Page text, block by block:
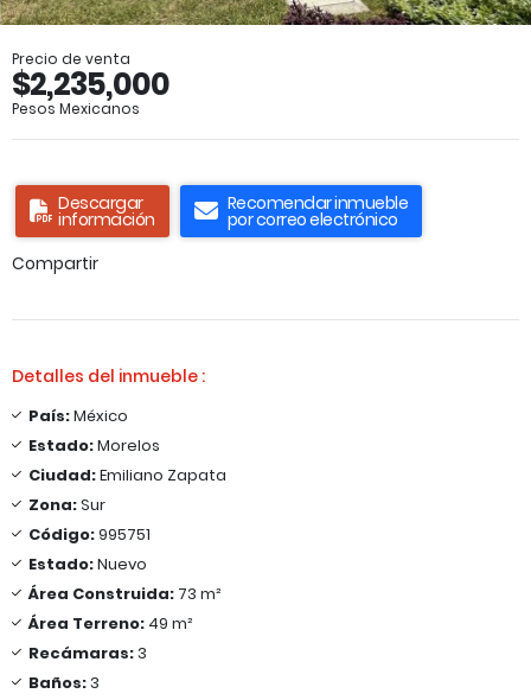
Precio de venta
$2,235,000
Pesos Mexicanos
Descargar
información
Recomendar inmueble
por correo electrónico
Compartir
Detalles del inmueble :
País:México
Estado:Morelos
Ciudad:Emiliano Zapata
Zona:Sur
Código:995751
Estado:Nuevo
Área Construida: 73 m²
Área Terreno: 49 m²
Recámaras:3
Baños:3